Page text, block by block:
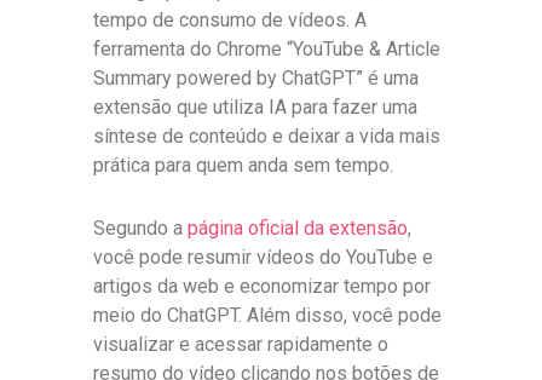
tempo de consumo de vídeos. A
ferramenta do Chrome “YouTube & Article
Summary powered by ChatGPT” é uma
extensão que utiliza IA para fazer uma
síntese de conteúdo e deixar a vida mais
prática para quem anda sem tempo.
Segundo apágina oficial da extensão,
você pode resumir vídeos do YouTube e
artigos da web e economizar tempo por
meio do ChatGPT. Além disso, você pode
visualizar e acessar rapidamente o
resumo do vídeo clicando nos botões de